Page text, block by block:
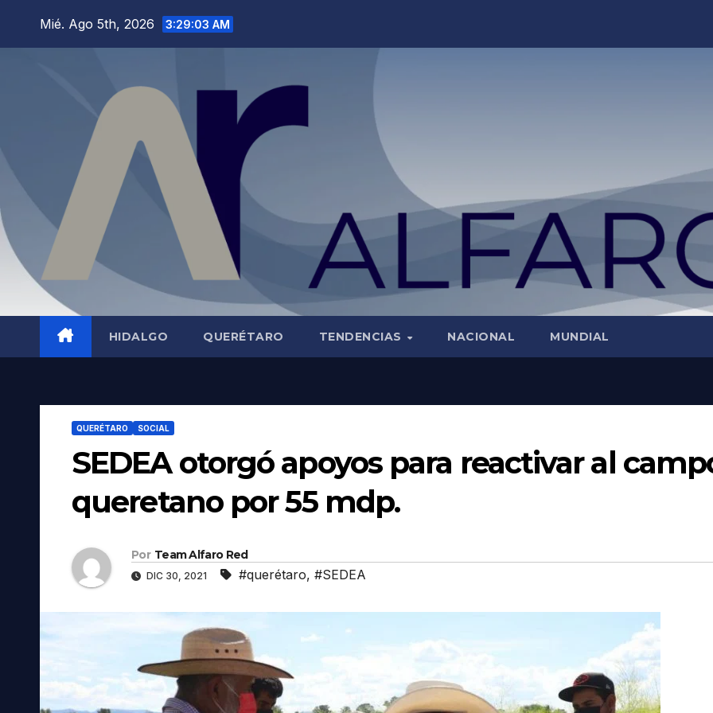
Mié. Ago 5th, 2026 3:29:04 AM
HIDALGO QUERÉTARO TENDENCIAS NACIONAL MUNDIAL
QUERÉTARO SOCIAL
SEDEA otorgó apoyos para reactivar al
queretano por 55 mdp.
Por Team Alfaro Red
DIC 30, 2021 #querétaro, #SEDEA